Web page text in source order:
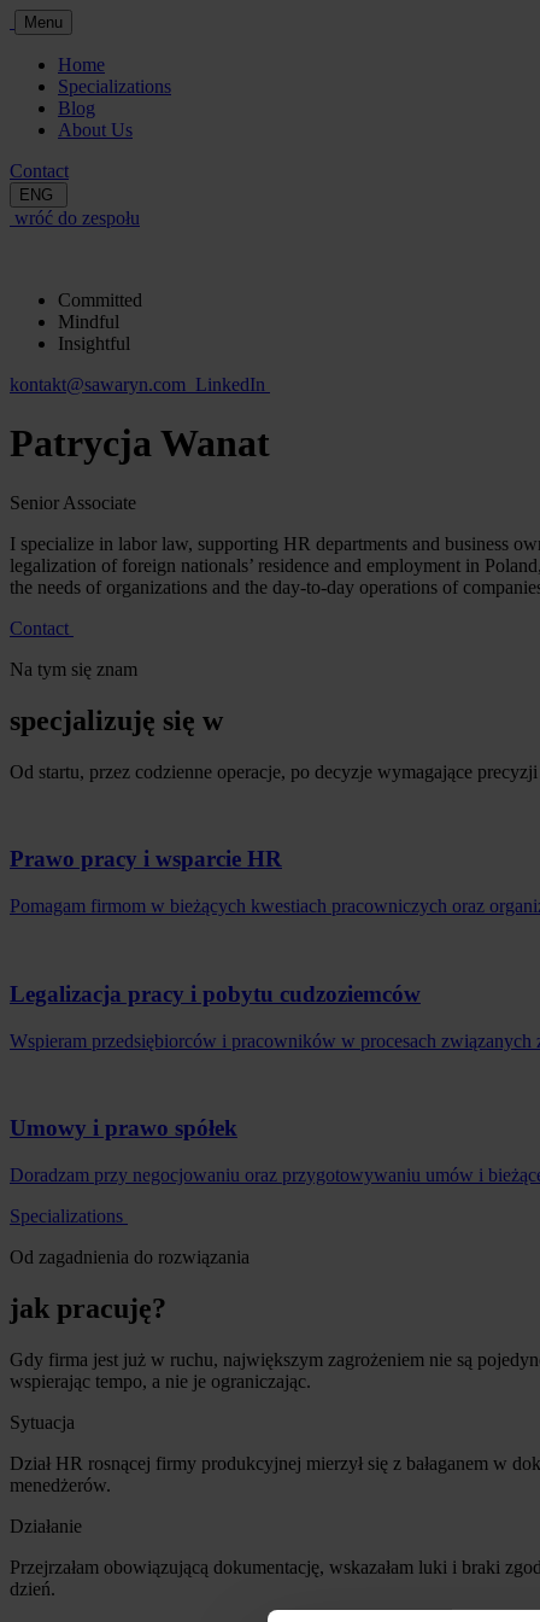
Menu
Home
Specializations
Blog
About Us
Contact
ENG
wróć do zespołu
Committed
Mindful
Insightful
kontakt@sawaryn.com LinkedIn
Patrycja Wanat
Senior Associate
I specialize in labor law, supporting HR departments and business
legalization of foreign nationals’ residence and employment in
the needs of organizations and the day-to-day operations of
Contact
Na tym się znam
specjalizuję się w
Od startu, przez codzienne operacje, po decyzje wymagające
Prawo pracy i wsparcie HR
Pomagam firmom w bieżących kwestiach pracowniczych oraz
Legalizacja pracy i pobytu cudzoziemców
Wspieram przedsiębiorców i pracowników w procesach związanych
Umowy i prawo spółek
Doradzam przy negocjowaniu oraz przygotowywaniu umów i
Specializations
Od zagadnienia do rozwiązania
jak pracuję?
Gdy firma jest już w ruchu, największym zagrożeniem nie są
wspierając tempo, a nie je ograniczając.
Sytuacja
Dział HR rosnącej firmy produkcyjnej mierzył się z bałaganem w
menedżerów.
Działanie
Przejrzałam obowiązującą dokumentację, wskazałam luki i braki
dzień.